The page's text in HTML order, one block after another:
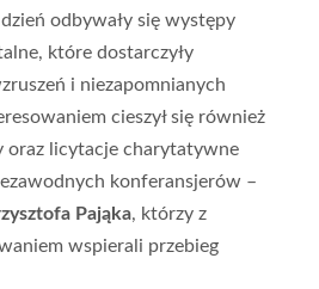
odbywały się występy
które dostarczyły
i niezapomnianych
cieszył się również
oraz licytacje charytatywne
konferansjerów –
Pająka, którzy z
wspierali przebieg